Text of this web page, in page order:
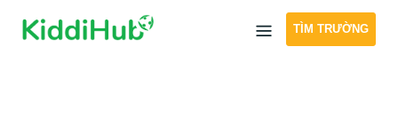
TÌM TRƯỜNG